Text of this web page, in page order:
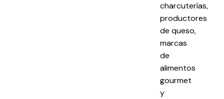
charcuterías,
productores
de queso,
marcas
de
alimentos
gourmet
y